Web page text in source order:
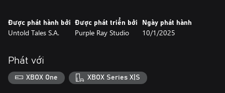
Experience a neat twist on classic platforming. Master creative
arcade elements, such as rhythm-driven musical slides and
before.
Vibrant, colorful world inspired by computers and technology
Dive into Byteland, exploring the secrets of a cyber-world
Được phát hành bởi
Untold Tales S.A.
Được phát triển bởi
Purple Ray Studio
Ngày phát hành
10/1/2025
Phát với
XBOX One XBOX Series X|S